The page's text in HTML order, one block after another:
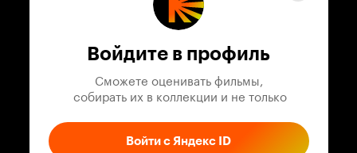
Телепрограмма
Служба поддержки
Войдите в профиль
Сможете оценивать фильмы,
собирать их в коллекции и не только
Войти с Яндекс ID